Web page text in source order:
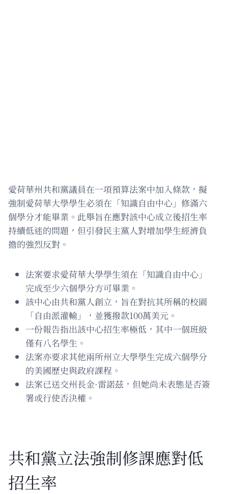
愛荷華州共和黨議員在一項預算法案中加入條款，擬
強制愛荷華大學學生必須在「知識自由中心」修滿六
個學分才能畢業。此舉旨在應對該中心成立後招生率
持續低迷的問題，但引發民主黨人對增加學生經濟負
擔的強烈反對。
法案要求愛荷華大學學生須在「知識自由中心」
完成至少六個學分方可畢業。
該中心由共和黨人創立，旨在對抗其所稱的校園
「自由派灌輸」，並獲撥款100萬美元。
一份報告指出該中心招生率極低，其中一個班級
僅有八名學生。
法案亦要求其他兩所州立大學學生完成六個學分
的美國歷史與政府課程。
法案已送交州長金·雷諾茲，但她尚未表態是否簽
署或行使否決權。
共和黨立法強制修課應對低
招生率